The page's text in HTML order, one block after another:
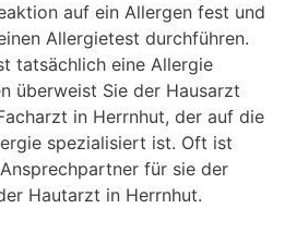
auf ein Allergen fest und
Allergietest durchführen.
tatsächlich eine Allergie
überweist Sie der Hausarzt
in Herrnhut, der auf die
spezialisiert ist. Oft ist
für sie der
Hautarzt in Herrnhut.